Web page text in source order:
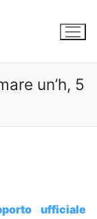
un’h, 5
ufficiale